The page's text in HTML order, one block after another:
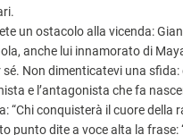
un ostacolo alla vicenda:
anche lui innamorato di
Non dimenticatevi una sfida:
e l’antagonista che fa
“Chi conquisterà il cuore della
punto dite a voce alta la frase: